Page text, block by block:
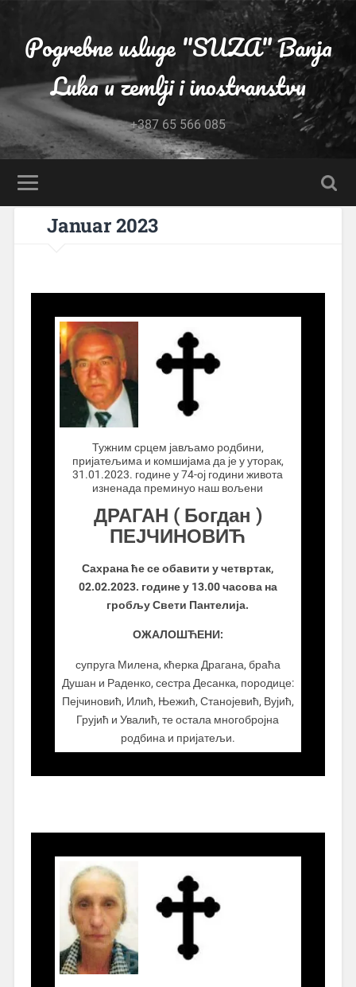
Pogrebne usluge "SUZA" Banja
Luka u zemlji i inostranstvu
+387 65 566 085
Januar 2023
Тужним срцем јављамо родбини,
пријатељима и комшијама да је у уторак,
31.01.2023. године у 74-ој години живота
изненада преминуо наш вољени
ДРАГАН ( Богдан )
ПЕЈЧИНОВИЋ
Сахрана ће се обавити у четвртак,
02.02.2023. године у 13.00 часова на
гробљу Свети Пантелија.
ОЖАЛОШЋЕНИ:
супруга Милена, кћерка Драгана, браћа
Душан и Раденко, сестра Десанка, породице:
Пејчиновић, Илић, Њежић, Станојевић, Вујић,
Грујић и Увалић, те остала многобројна
родбина и пријатељи.